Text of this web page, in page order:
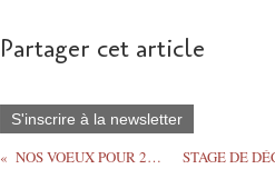
Partager cet article
S'inscrire à la newsletter
NOS VOEUX POUR 2019